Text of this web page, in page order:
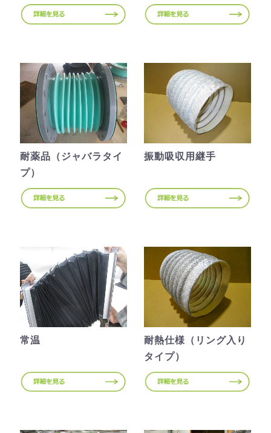
耐薬品（ジャバラタイ
プ）
振動吸収用継手
常温
耐熱仕様（リング入り
タイプ）